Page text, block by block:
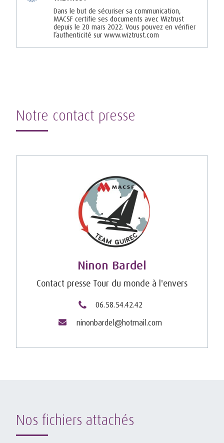
Dans le but de sécuriser sa communication,
MACSF certifie ses documents avec Wiztrust
depuis le 20 mars 2022. Vous pouvez en vérifier
l’authenticité sur www.wiztrust.com
Notre contact presse
Ninon Bardel
Contact presse Tour du monde à l'envers
06.58.54.42.42
ninonbardel@hotmail.com
Nos fichiers attachés